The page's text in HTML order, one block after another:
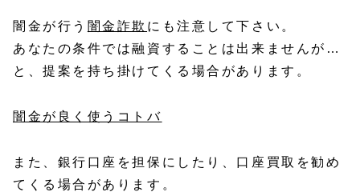
闇金が行う 闇金詐欺 にも注意して下さい。
あなたの条件では融資することは出来ませんが…
と、提案を持ち掛けてくる場合があります。
闇金が良く使うコトバ
また、銀行口座を担保にしたり、口座買取を勧め
てくる場合があります。